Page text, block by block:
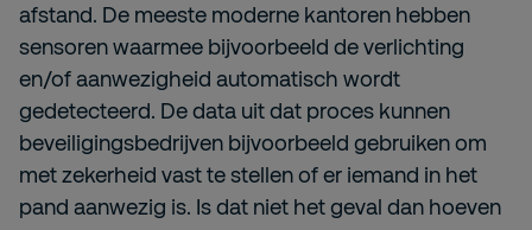
afstand. De meeste moderne kantoren hebben
sensoren waarmee bijvoorbeeld de verlichting
en/of aanwezigheid automatisch wordt
gedetecteerd. De data uit dat proces kunnen
beveiligingsbedrijven bijvoorbeeld gebruiken om
met zekerheid vast te stellen of er iemand in het
pand aanwezig is. Is dat niet het geval dan hoeven